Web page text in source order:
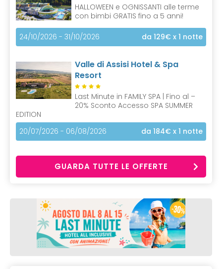
HALLOWEEN e OGNISSANTI alle terme
con bimbi GRATIS fino a 5 anni!
24/10/2026 - 31/10/2026 da 129€ x 1 notte
Valle di Assisi Hotel & Spa
Resort
Last Minute in FAMILY SPA | Fino al –
20% Sconto Accesso SPA SUMMER
EDITION
20/07/2026 - 06/08/2026
da 184€ x 1 notte
GUARDA TUTTE LE OFFERTE